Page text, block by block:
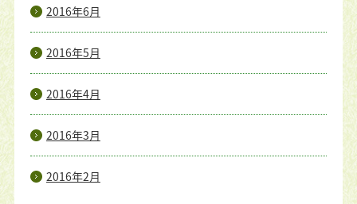
2016年6月
2016年5月
2016年4月
2016年3月
2016年2月